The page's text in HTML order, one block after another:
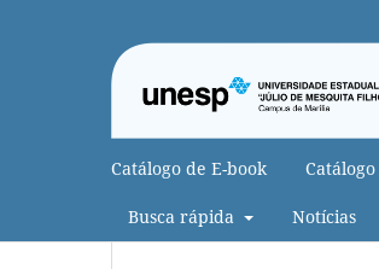
Catálogo de E-book
Busca rápida Notícias